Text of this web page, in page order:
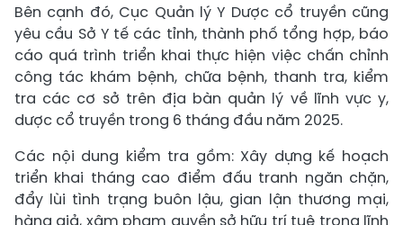
Bên cạnh đó, Cục Quản lý Y Dược cổ truyền cũng
yêu cầu Sở Y tế các tỉnh, thành phố tổng hợp, báo
cáo quá trình triển khai thực hiện việc chấn chỉnh
công tác khám bệnh, chữa bệnh, thanh tra, kiểm
tra các cơ sở trên địa bàn quản lý về lĩnh vực y,
dược cổ truyền trong 6 tháng đầu năm 2025.
Các nội dung kiểm tra gồm: Xây dựng kế hoạch
triển khai tháng cao điểm đấu tranh ngăn chặn,
đẩy lùi tình trạng buôn lậu, gian lận thương mại,
hàng giả, xâm phạm quyền sở hữu trí tuệ trong lĩnh